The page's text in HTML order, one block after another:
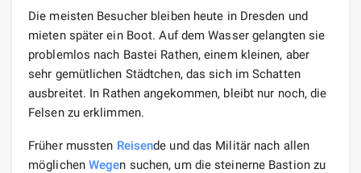
Die meisten Besucher bleiben heute in Dresden und
mieten später ein Boot. Auf dem Wasser gelangten sie
problemlos nach Bastei Rathen, einem kleinen, aber
sehr gemütlichen Städtchen, das sich im Schatten
ausbreitet. In Rathen angekommen, bleibt nur noch, die
Felsen zu erklimmen.
Früher mussten Reisende und das Militär nach allen
möglichen Wegen suchen, um die steinerne Bastion zu